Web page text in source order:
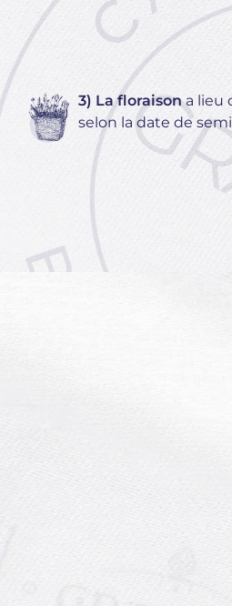
3) La floraisona lieu
selon la date de